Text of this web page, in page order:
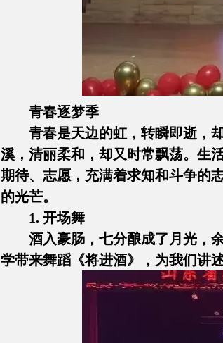
青春逐梦季
青春是天边的虹，转瞬即逝，
溪，清丽柔和，却又时常飘荡。生
期待、志愿，充满着求知和斗争的
的光芒。
1. 开场舞
酒入豪肠，七分酿成了月光，
学带来舞蹈《将进酒》，为我们讲